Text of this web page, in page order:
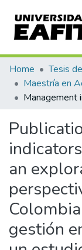
Communities &
All of DSpace
Home Tesis
an
gestión